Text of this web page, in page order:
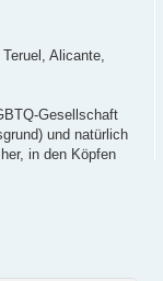
Alicante,
Gesellschaft
und natürlich
in den Köpfen